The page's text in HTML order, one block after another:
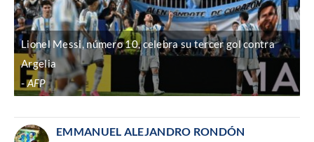
Lionel Messi, número 10, celebra su tercer gol contra
Argelia
AFP
EMMANUEL ALEJANDRO RONDÓN